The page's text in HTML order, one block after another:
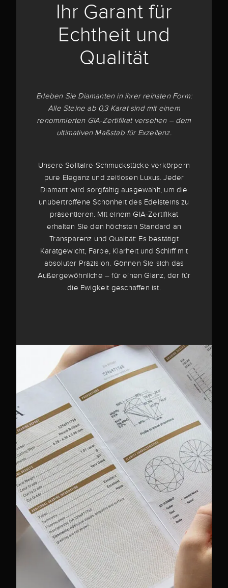
Ihr Garant für
Echtheit und
Qualität
Erleben Sie Diamanten in ihrer reinsten Form:
Alle Steine ab 0,3 Karat sind mit einem
renommierten GIA-Zertifikat versehen – dem
ultimativen Maßstab für Exzellenz.
Unsere Solitaire-Schmuckstücke verkörpern
pure Eleganz und zeitlosen Luxus. Jeder
Diamant wird sorgfältig ausgewählt, um die
unübertroffene Schönheit des Edelsteins zu
präsentieren. Mit einem GIA-Zertifikat
erhalten Sie den höchsten Standard an
Transparenz und Qualität: Es bestätigt
Karatgewicht, Farbe, Klarheit und Schliff mit
absoluter Präzision. Gönnen Sie sich das
Außergewöhnliche – für einen Glanz, der für
die Ewigkeit geschaffen ist.